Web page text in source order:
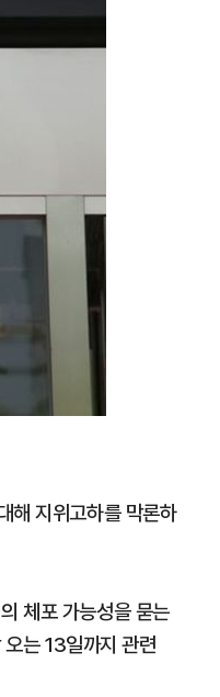
해 지위고하를 막론하
체포 가능성을 묻는
는 13일까지 관련